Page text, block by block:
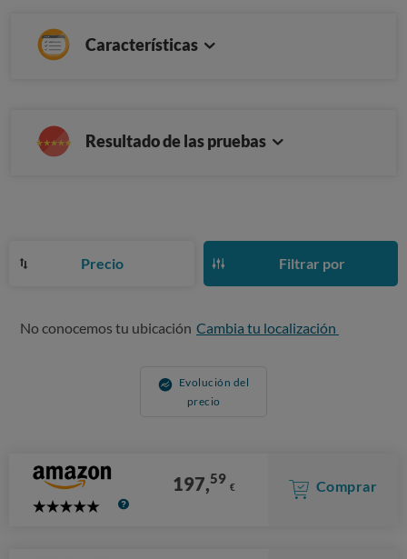
Características
Resultado de las pruebas
Precio Filtrar por
No conocemos tu ubicación Cambia tu localización
Evolución del
precio
5
197,59 € Comprar